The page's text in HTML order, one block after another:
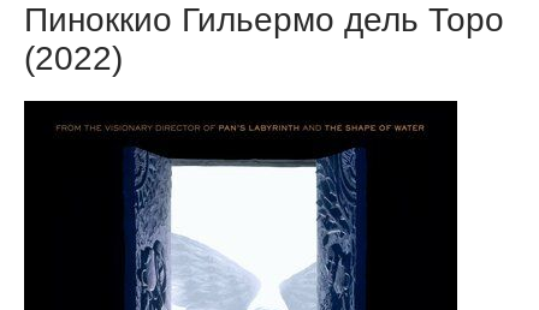
Пиноккио Гильермо дель Торо
(2022)